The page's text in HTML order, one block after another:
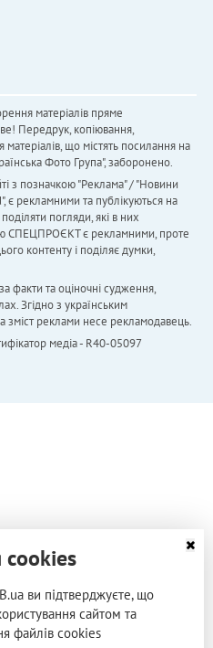
матеріалів пряме
Передрук, копіювання,
що містять посилання на
Фото Група", заборонено.
з позначкою "Реклама" / "Новини
є рекламними та публікуються на
погляди, які в них
СПЕЦПРОЄКТ є рекламними, проте
контенту і поділяє думки,
факти та оціночні судження,
Згідно з українським
зміст реклами несе рекламодавець.
медіа - R40-05097
cookies
ви підтверджуєте, що
сайтом та
файлів cookies